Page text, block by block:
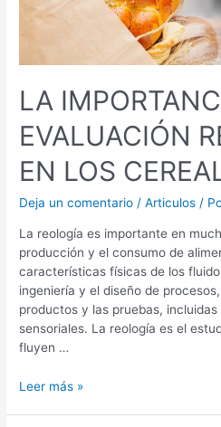
LA
EVALUACIÓN
EN LOS
Deja un comentario /Articulos /
La reología es importante en
producción y el consumo de
características físicas de los
ingeniería y el diseño de
productos y las pruebas,
sensoriales. La reología es el
fluyen …
EN
Leer más »